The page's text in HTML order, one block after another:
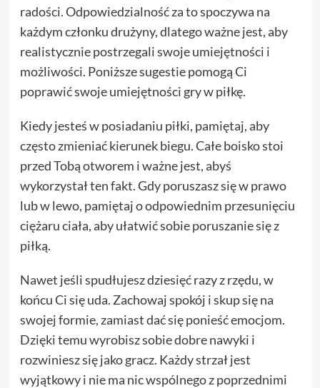
radości. Odpowiedzialność za to spoczywa na
każdym członku drużyny, dlatego ważne jest, aby
realistycznie postrzegali swoje umiejętności i
możliwości. Poniższe sugestie pomogą Ci
poprawić swoje umiejętności gry w piłkę.
Kiedy jesteś w posiadaniu piłki, pamiętaj, aby
często zmieniać kierunek biegu. Całe boisko stoi
przed Tobą otworem i ważne jest, abyś
wykorzystał ten fakt. Gdy poruszasz się w prawo
lub w lewo, pamiętaj o odpowiednim przesunięciu
ciężaru ciała, aby ułatwić sobie poruszanie się z
piłką.
Nawet jeśli spudłujesz dziesięć razy z rzędu, w
końcu Ci się uda. Zachowaj spokój i skup się na
swojej formie, zamiast dać się ponieść emocjom.
Dzięki temu wyrobisz sobie dobre nawyki i
rozwiniesz się jako gracz. Każdy strzał jest
wyjątkowy i nie ma nic wspólnego z poprzednimi